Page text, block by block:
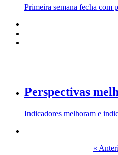
Primeira semana fecha com
Perspectivas
Indicadores melhoram e
«